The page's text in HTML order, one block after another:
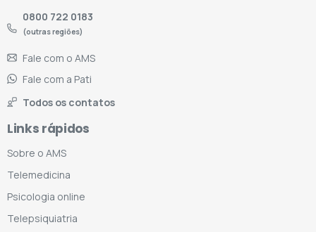
0800 722 0183
(outras regiões)
Fale com o AMS
Fale com a Pati
Todos os contatos
Links rápidos
Sobre o AMS
Telemedicina
Psicologia online
Telepsiquiatria